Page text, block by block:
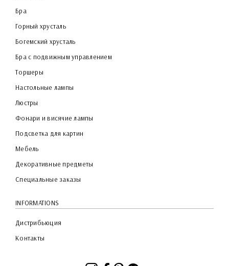
Бра
Горный хрусталь
Богемский хрусталь
Бра с подвижным управлением
Торшеры
Настольные лампы
Люстры
Фонари и висячие лампы
Подсветка для картин
Мебель
Декоративные предметы
Специальные заказы
INFORMATIONS
Дистрибьюция
Контакты